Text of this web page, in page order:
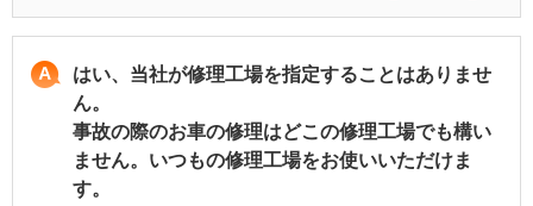
はい、当社が修理工場を指定することはありませ
ん。
事故の際のお車の修理はどこの修理工場でも構い
ません。いつもの修理工場をお使いいただけま
す。